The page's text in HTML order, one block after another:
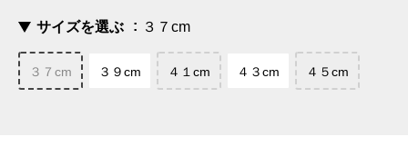
サイズを選ぶ ３７cm
３７cm ３９cm ４１cm ４３cm ４５cm